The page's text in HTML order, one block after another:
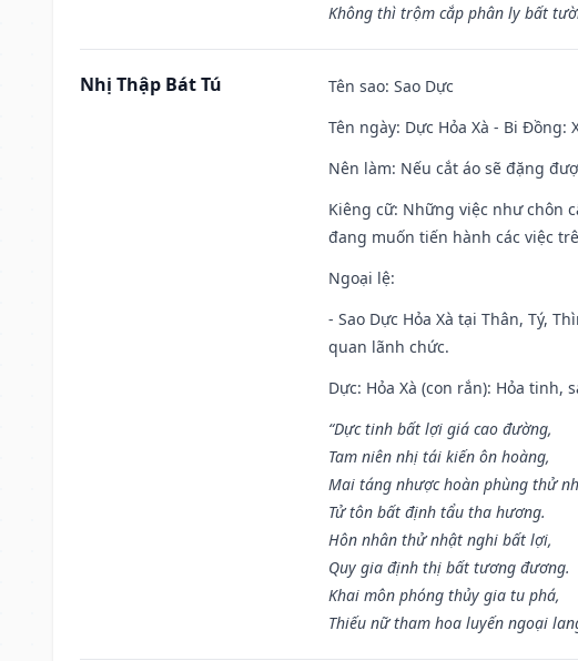
Không thì trộm cắp phân ly bất
Nhị Thập Bát Tú Tên sao: Sao Dực
Tên ngày: Dực Hỏa Xà - Bi
Nên làm: Nếu cắt áo sẽ đặng
Kiêng cữ: Những việc như chôn
đang muốn tiến hành các việc
Ngoại lệ:
- Sao Dực Hỏa Xà tại Thân, Tý,
quan lãnh chức.
Dực: Hỏa Xà (con rắn): Hỏa tinh,
“Dực tinh bất lợi giá cao đường,
Tam niên nhị tái kiến ôn hoàng,
Mai táng nhược hoàn phùng thử
Tử tôn bất định tẩu tha hương.
Hôn nhân thử nhật nghi bất lợi,
Quy gia định thị bất tương đương.
Khai môn phóng thủy gia tu phá,
Thiếu nữ tham hoa luyến ngoại